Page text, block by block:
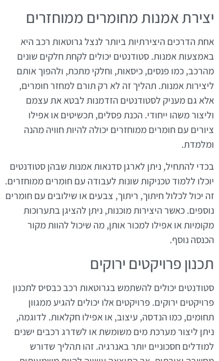
יצירת אמנות מחומרים ממוחזרים
אחת הדרכים היצירתיות ביותר לנצל גרוטאות רכב היא
באמצעות אמנות. סטודנטים יכולים לקחת חלקים שונים
מהרכב, כמו פנסים, כיסאות, וחלקי מתכת, ולהפוך אותם
ליצירות אמנות. תהליך זה לא רק תורם למחזר חומרים,
אלא גם מעניק לסטודנטים הזדמנות לבטא את עצמם
וליצור משהו ייחודי. הכנת פסלים, תכשיטים או אפילו
ציורים עם חומרים ממוחזרים יכולה להיות חוויה מהנה
ומלמדת.
בכדי להתחיל, ניתן לארגן סדנאות אמנות שבהן סטודנטים
יוכלו ללמוד טכניקות שונות לעבודה עם חומרים ממוחזרים.
זה יכול לכלול חיתוך, ריתוך, צבעים או שילובים עם חומרים
נוספים. כאשר היצירות מוכנות, ניתן להציגן בתערוכות
מקומיות או אפילו למכור אותן, מה שיכול להוות מקור
הכנסה נוסף.
תכנון פרויקטים ירוקים
סטודנטים יכולים להשתמש בגרוטאות רכב כבסיס לתכנון
פרויקטים ירוקים. פרויקטים אלו יכולים להגיע ממגוון
תחומים, כמו הנדסה, עיצוב, או אפילו חקלאות. לדוגמה,
ניתן ליצור מערכת מים משומשת או לשדרג רכבים ישנים
למודלים חסכוניים יותר באנרגיה. זהו תהליך שדורש